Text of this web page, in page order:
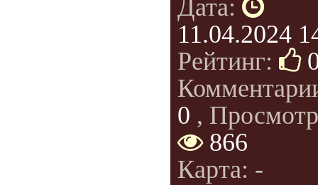
Дата:
11.04.2024
Рейтинг:
0 ,
866
Карта: -